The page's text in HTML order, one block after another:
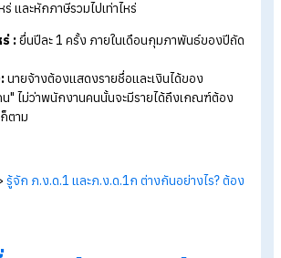
ไร?
นรายการภาษีเงินได้หัก ณ ที่จ่าย สำหรับเงินได้
อน ค่าจ้าง โบนัส ฯลฯ"
: